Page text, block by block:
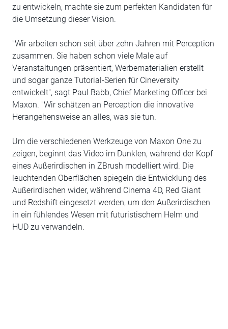
zu entwickeln, machte sie zum perfekten Kandidaten für
die Umsetzung dieser Vision.
"Wir arbeiten schon seit über zehn Jahren mit Perception
zusammen. Sie haben schon viele Male auf
Veranstaltungen präsentiert, Werbematerialien erstellt
und sogar ganze Tutorial-Serien für Cineversity
entwickelt", sagt Paul Babb, Chief Marketing Officer bei
Maxon. "Wir schätzen an Perception die innovative
Herangehensweise an alles, was sie tun.
Um die verschiedenen Werkzeuge von Maxon One zu
zeigen, beginnt das Video im Dunklen, während der Kopf
eines Außerirdischen in ZBrush modelliert wird. Die
leuchtenden Oberflächen spiegeln die Entwicklung des
Außerirdischen wider, während Cinema 4D, Red Giant
und Redshift eingesetzt werden, um den Außerirdischen
in ein fühlendes Wesen mit futuristischem Helm und
HUD zu verwandeln.